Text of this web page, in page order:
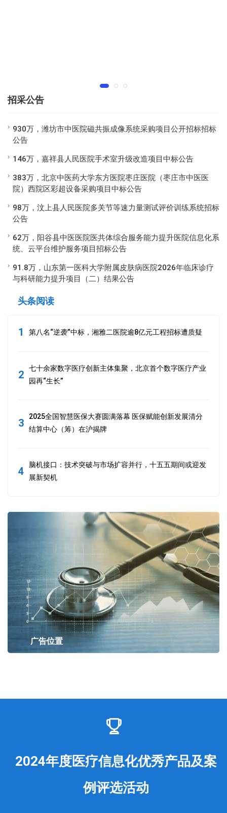
招采公告
930万，潍坊市中医院磁共振成像系统采购项目公开招标招标
公告
146万，嘉祥县人民医院手术室升级改造项目中标公告
383万，北京中医药大学东方医院枣庄医院（枣庄市中医医
院）西院区彩超设备采购项目中标公告
98万，汶上县人民医院多关节等速力量测试评价训练系统招标
公告
62万，阳谷县中医医院医共体综合服务能力提升医院信息化系
统、云平台维护服务项目招标公告
91.8万，山东第一医科大学附属皮肤病医院2026年临床诊疗
与科研能力提升项目（二）结果公告
头条阅读
1 第八名“逆袭”中标，湘雅二医院逾8亿元工程招标遭质疑
2
七十余家数字医疗创新主体集聚，北京首个数字医疗产业
园再“生长”
3
2025全国智慧医保大赛圆满落幕 医保赋能创新发展清分
结算中心（筹）在沪揭牌
4
脑机接口：技术突破与市场扩容并行，十五五期间或迎发
展新契机
广告位置
2024年度医疗信息化优秀产品及案
例评选活动